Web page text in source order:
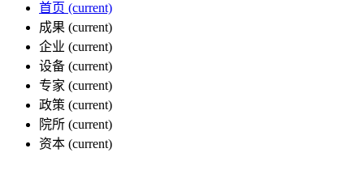
首页 (current)
成果 (current)
企业 (current)
设备 (current)
专家 (current)
政策 (current)
院所 (current)
资本 (current)